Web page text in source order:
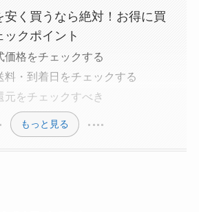
安く買うなら絶対！お得に買
ックポイント
価格をチェックする
料・到着日をチェックする
元をチェックすべき
もっと見る